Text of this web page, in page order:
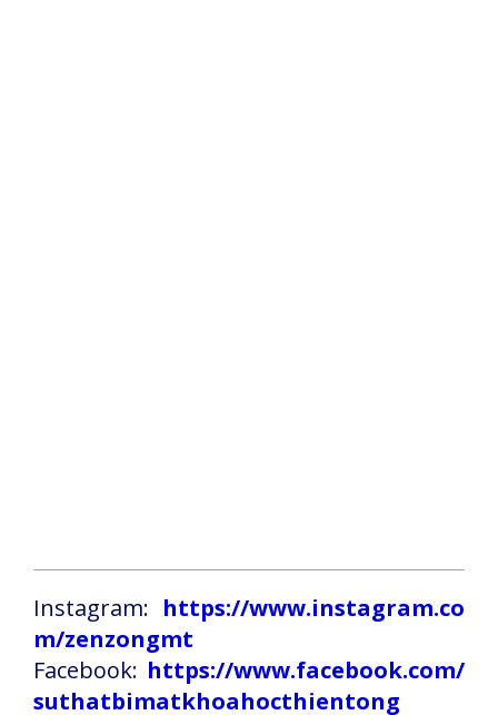
Instagram: https://www.instagram.co
m/zenzongmt
Facebook: https://www.facebook.com/
suthatbimatkhoahocthientong